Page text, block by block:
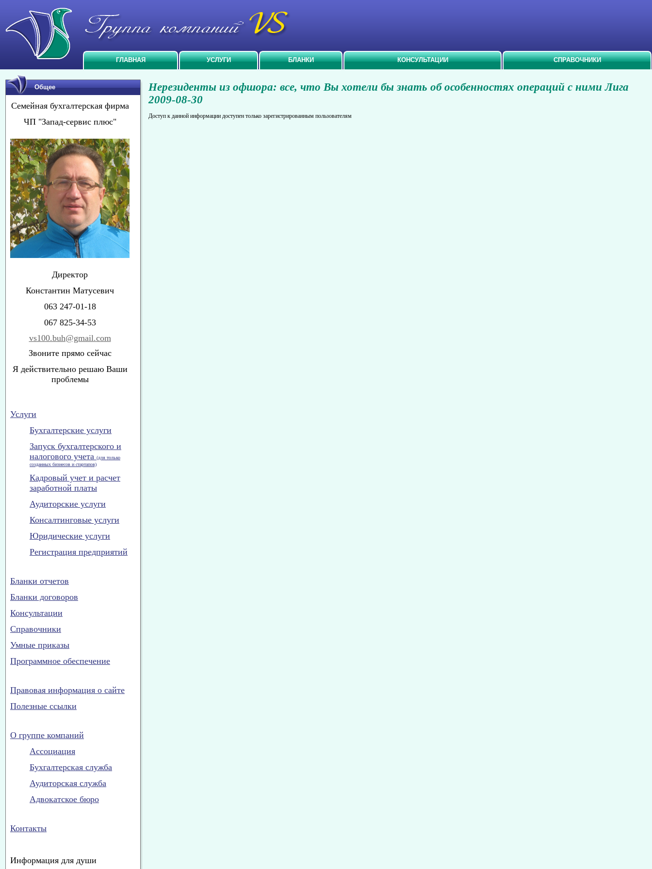
ГЛАВНАЯ УСЛУГИ БЛАНКИ КОНСУЛЬТАЦИИ СПРАВОЧНИКИ
Общее
Семейная бухгалтерская фирма
ЧП "Запад-сервис плюс"
Директор
Константин Матусевич
063 247-01-18
067 825-34-53
vs100.buh@gmail.com
Звоните прямо сейчас
Я действительно решаю Ваши
проблемы
Услуги
Бухгалтерские услуги
Запуск бухгалтерского и
налогового учета (для только
созданных бизнесов и стартапов)
Кадровый учет и расчет
заработной платы
Аудиторские услуги
Консалтинговые услуги
Юридические услуги
Регистрация предприятий
Бланки отчетов
Бланки договоров
Консультации
Справочники
Умные приказы
Программное обеспечение
Правовая информация о сайте
Полезные ссылки
О группе компаний
Ассоциация
Бухгалтерская служба
Аудиторская служба
Адвокатское бюро
Контакты
Информация для души
Нерезиденты из офшора: все, что Вы хотели бы знать об особенностях операций с ними Лига
2009-08-30
Доступ к данной информации доступен только зарегистрированным пользователям